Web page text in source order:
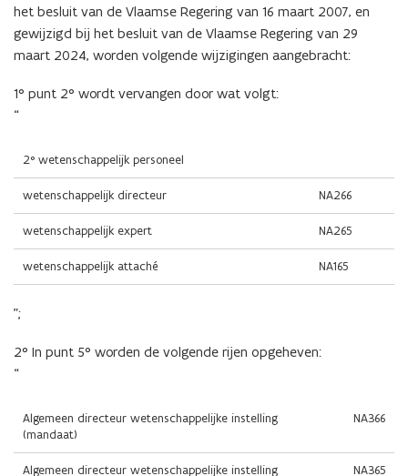
het besluit van de Vlaamse Regering van 16 maart 2007, en
gewijzigd bij het besluit van de Vlaamse Regering van 29
maart 2024, worden volgende wijzigingen aangebracht:
1° punt 2° wordt vervangen door wat volgt:
“
2° wetenschappelijk personeel
wetenschappelijk directeur NA266
wetenschappelijk expert NA265
wetenschappelijk attaché NA165
”;
2° In punt 5° worden de volgende rijen opgeheven:
“
Algemeen directeur wetenschappelijke instelling
(mandaat)
NA366
Algemeen directeur wetenschappelijke instelling NA365